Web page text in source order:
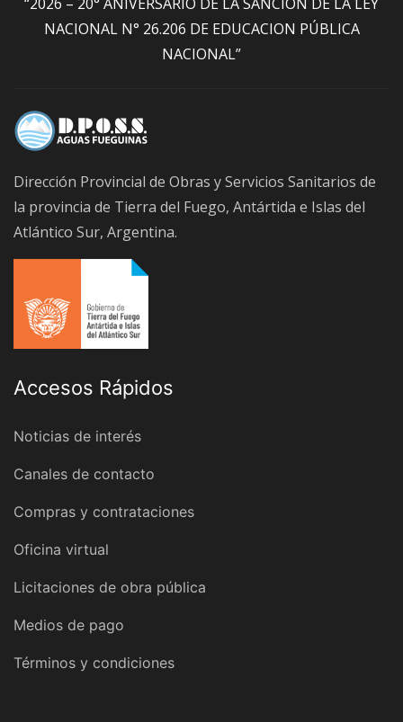
NACIONAL N° 26.206 DE EDUCACION PÚBLICA
NACIONAL”
Dirección Provincial de Obras y Servicios Sanitarios de
la provincia de Tierra del Fuego, Antártida e Islas del
Atlántico Sur, Argentina.
Accesos Rápidos
Noticias de interés
Canales de contacto
Compras y contrataciones
Oficina virtual
Licitaciones de obra pública
Medios de pago
Términos y condiciones